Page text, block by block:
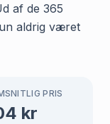
af de 365
aldrig været
PRIS
kr